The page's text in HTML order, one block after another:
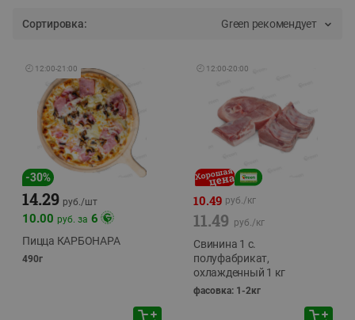
Сортировка: Green рекомендует
🕘 12:00-21:00
-30%
14.29 руб./шт
10.00 руб. за 6
Пицца КАРБОНАРА
490г
🕘 12:00-20:00
10.49 руб./кг
11.49 руб./кг
Свинина 1 с.
полуфабрикат,
охлажденный 1 кг
фасовка: 1-2кг